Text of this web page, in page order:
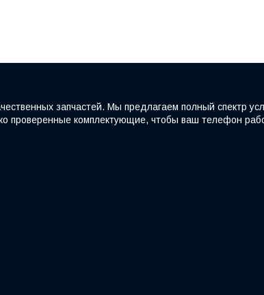
запчастей. Мы предлагаем полный спектр
проверенные комплектующие, чтобы ваш телефон